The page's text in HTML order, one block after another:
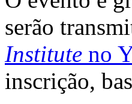
serão
Institute no
inscrição,